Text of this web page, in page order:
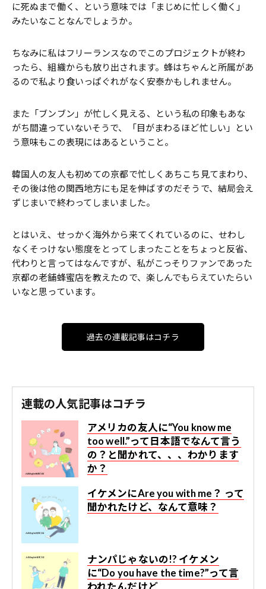
に死ぬまで働く、という意味では「まじめに忙しく働く」
みたいなことなんでしょうか。
ちなみに私はフリーランスなのでこのプロジェクトが終わ
ったら、組織からも放り出されます。蜂はちゃんと所属があ
るので私より食いっぱぐれがなく安泰かもしれません。
また「ブンブン」が忙しく見える、という私の印象もあな
がち間違っていないそうで、「目がまわるほど忙しい」とい
う意味もこの表現にはあるということ。
韓国人の友人も初めての京都で忙しくあちこち見てまわり、
その後は他の関西地方にも足を伸ばすのだそうで、結局会え
ずじまいで終わってしまいました。
とはいえ、せっかく海外から来てくれているのに、せわし
なくそっけない態度をとってしまったことをちょっと反省、
代わりと言ってはなんですが、私がこっそりファンであった
京都の老舗蜂蜜店を教えたので、楽しんでもらえていたらい
いなと思っています。
過去の連載記事はコチラ
連載の人気記事はコチラ
アメリカの友人に“You know me
too well.”って日本語でなんて言う
の？と聞かれて、、、わかります
か？
イケメンにAre you with me？ って
聞かれたけど、なんて意味？
ナンパじゃないの!? イケメン
に“Do you have the time?”って言
われたんだけど